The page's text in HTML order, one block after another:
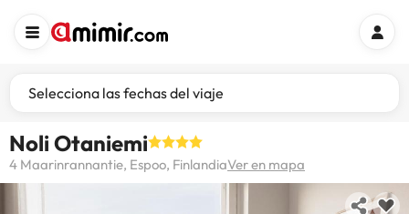
Selecciona las fechas del viaje
Noli Otaniemi
4 Maarinrannantie, Espoo, FinlandiaVer en mapa